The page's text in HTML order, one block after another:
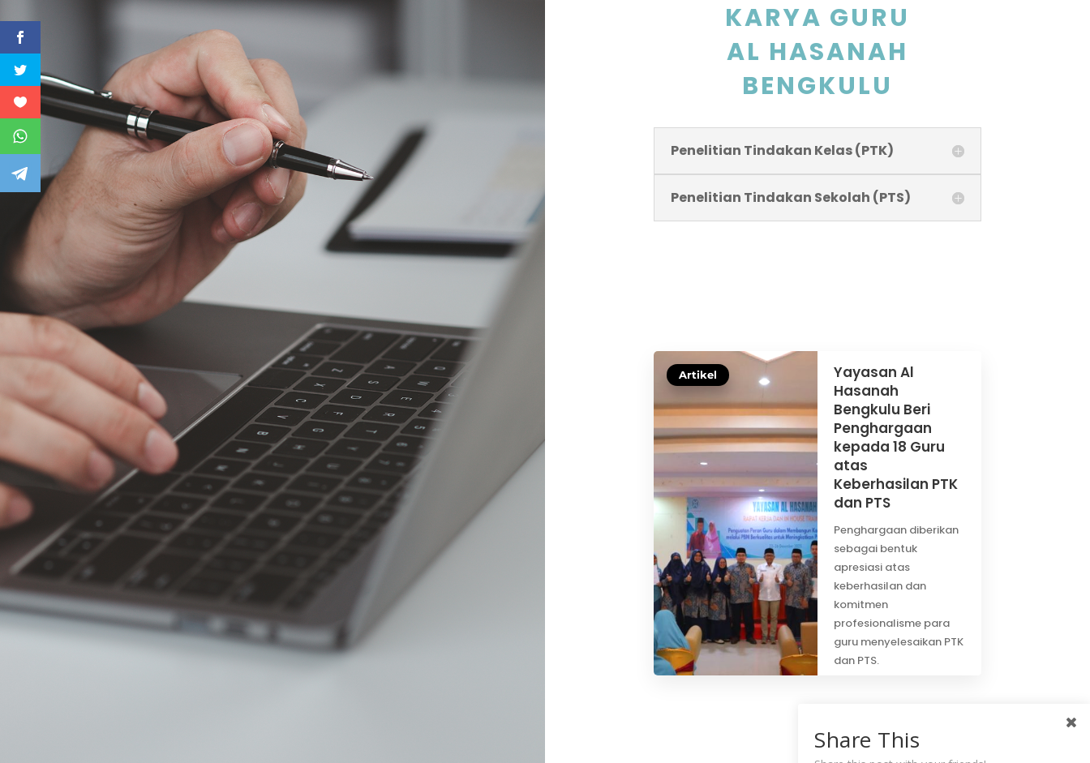
KARYA GURU
AL HASANAH
BENGKULU
Penelitian Tindakan Kelas (PTK)
Penelitian Tindakan Sekolah (PTS)
Artikel
Yayasan Al
Hasanah
Bengkulu Beri
Penghargaan
kepada 18 Guru
atas
Keberhasilan PTK
dan PTS
Penghargaan diberikan
sebagai bentuk
apresiasi atas
keberhasilan dan
komitmen
profesionalisme para
guru menyelesaikan PTK
dan PTS.
Share This